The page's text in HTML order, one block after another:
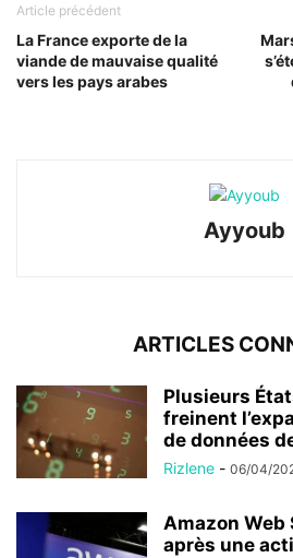
Article précédent
La France exporte de la
viande de mauvaise qualité
vers les pays arabes
Ayyoub
ARTICLES
Plusieurs
freinent
de données
Rizlene - 06/04/
Amazon
après une